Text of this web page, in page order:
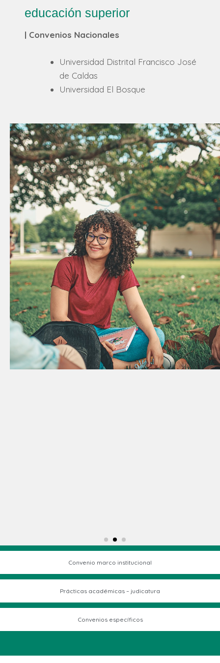
Convenio marco institucional
Prácticas académicas – judicatura
Convenios específicos
educación superior
| Convenios Nacionales
Universidad Distrital Francisco José
de Caldas
Universidad El Bosque